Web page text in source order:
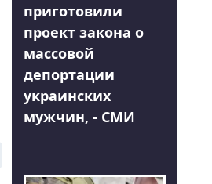
приготовили
проект закона о
массовой
депортации
украинских
мужчин, - СМИ